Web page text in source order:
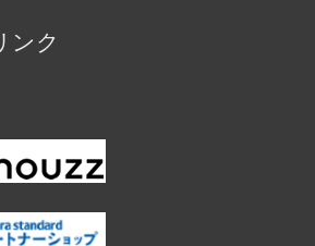
ンク